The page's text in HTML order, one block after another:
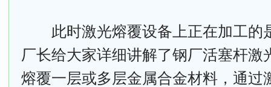
此时激光熔覆设备上正在加工的
厂长给大家详细讲解了钢厂活塞杆激
熔覆一层或多层金属合金材料，通过